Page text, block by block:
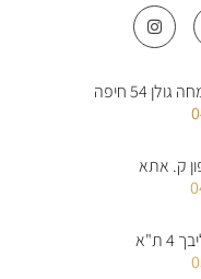
I
n
s
g
54 חיפה
ק. אתא